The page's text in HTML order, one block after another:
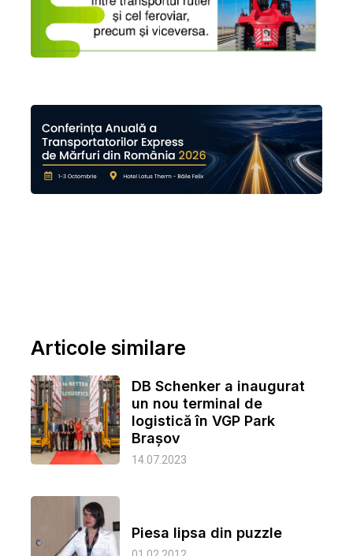
Articole similare
DB Schenker a inaugurat
un nou terminal de
logistică în VGP Park
Brașov
14.07.2023
Piesa lipsa din puzzle